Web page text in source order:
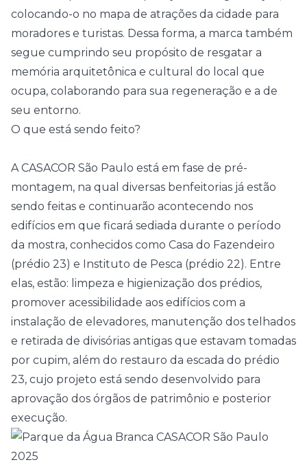
colocando-o no mapa de atrações da cidade para
moradores e turistas. Dessa forma, a marca também
segue cumprindo seu propósito de resgatar a
memória arquitetônica e cultural do local que
ocupa, colaborando para sua regeneração e a de
seu entorno.
O que está sendo feito?
A CASACOR São Paulo está em fase de pré-
montagem, na qual diversas benfeitorias já estão
sendo feitas e continuarão acontecendo nos
edifícios em que ficará sediada durante o período
da mostra, conhecidos como Casa do Fazendeiro
(prédio 23) e Instituto de Pesca (prédio 22). Entre
elas, estão: limpeza e higienização dos prédios,
promover acessibilidade aos edifícios com a
instalação de elevadores, manutenção dos telhados
e retirada de divisórias antigas que estavam tomadas
por cupim, além do restauro da escada do prédio
23, cujo projeto está sendo desenvolvido para
aprovação dos órgãos de patrimônio e posterior
execução.